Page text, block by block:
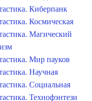
Киберпанк
Космическая
Магический
Мир пауков
Научная
Социальная
Технофэнтези